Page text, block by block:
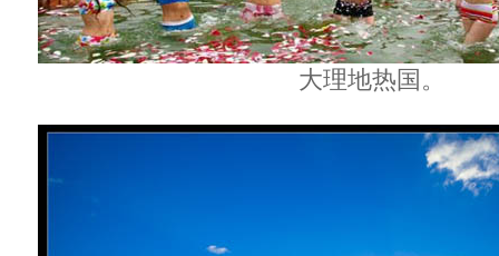
大理地热国。